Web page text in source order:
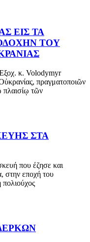
ΕΙΣ ΤΑ
ΤΟΥ
κ. Volodymyr
πραγματοποιῶν
πλαισίῳ τῶν
ΣΤΑ
που έζησε και
στην εποχή του